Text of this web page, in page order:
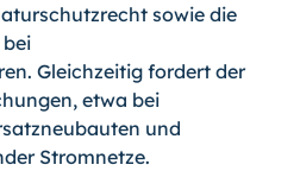
sowie die
Gleichzeitig fordert der
etwa bei
und
Stromnetze.